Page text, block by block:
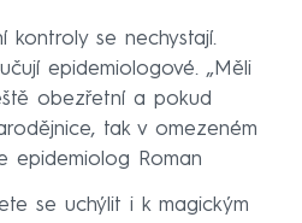
kontroly se nechystají.
epidemiologové. „Měli
obezřetní a pokud
tak v omezeném
epidemiolog Roman
se uchýlit i k magickým